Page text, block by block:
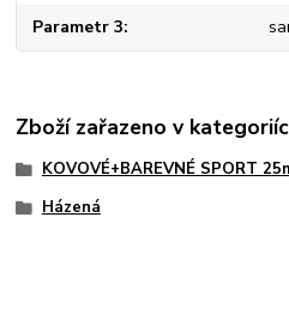
Parametr 3
Zboží zařazeno v
KOVOVÉ+BAREVNÉ SPORT
Házená